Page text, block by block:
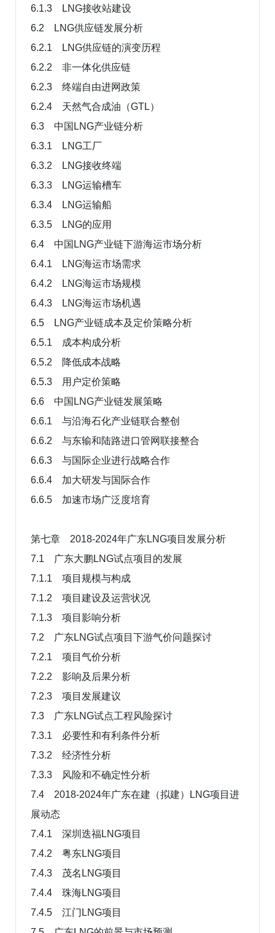
6.1.3 LNG接收站建设
6.2 LNG供应链发展分析
6.2.1 LNG供应链的演变历程
6.2.2 非一体化供应链
6.2.3 终端自由进网政策
6.2.4 天然气合成油（GTL）
6.3 中国LNG产业链分析
6.3.1 LNG工厂
6.3.2 LNG接收终端
6.3.3 LNG运输槽车
6.3.4 LNG运输船
6.3.5 LNG的应用
6.4 中国LNG产业链下游海运市场分析
6.4.1 LNG海运市场需求
6.4.2 LNG海运市场规模
6.4.3 LNG海运市场机遇
6.5 LNG产业链成本及定价策略分析
6.5.1 成本构成分析
6.5.2 降低成本战略
6.5.3 用户定价策略
6.6 中国LNG产业链发展策略
6.6.1 与沿海石化产业链联合整创
6.6.2 与东输和陆路进口管网联接整合
6.6.3 与国际企业进行战略合作
6.6.4 加大研发与国际合作
6.6.5 加速市场广泛度培育
第七章 2018-2024年广东LNG项目发展分析
7.1 广东大鹏LNG试点项目的发展
7.1.1 项目规模与构成
7.1.2 项目建设及运营状况
7.1.3 项目影响分析
7.2 广东LNG试点项目下游气价问题探讨
7.2.1 项目气价分析
7.2.2 影响及后果分析
7.2.3 项目发展建议
7.3 广东LNG试点工程风险探讨
7.3.1 必要性和有利条件分析
7.3.2 经济性分析
7.3.3 风险和不确定性分析
7.4 2018-2024年广东在建（拟建）LNG项目进
展动态
7.4.1 深圳迭福LNG项目
7.4.2 粤东LNG项目
7.4.3 茂名LNG项目
7.4.4 珠海LNG项目
7.4.5 江门LNG项目